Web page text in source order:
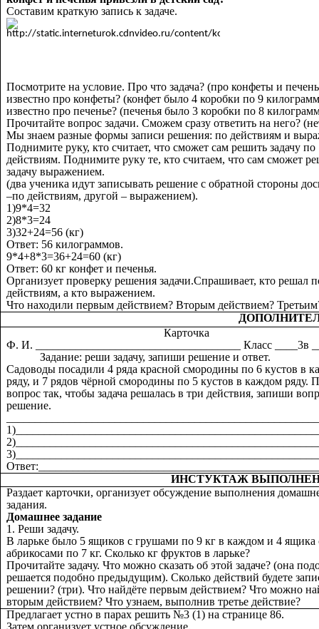
Составим краткую запись к задаче.
Посмотрите на условие. Про что задача? (про конфеты и
известно про конфеты? (конфет было 4 коробки по 9
известно про печенье? (печенья было 3 коробки по 8
Прочитайте вопрос задачи. Сможем сразу ответить на него?
Мы знаем разные формы записи решения: по действиям и
Поднимите руку, кто считает, что сможет сам решить задачу по
действиям. Поднимите руку те, кто считаем, что сам сможет
задачу выражением.
(два ученика идут записывать решение с обратной стороны
–по действиям, другой – выражением).
1)9*4=32
2)8*3=24
3)32+24=56 (кг)
Ответ: 56 килограммов.
9*4+8*3=36+24=60 (кг)
Ответ: 60 кг конфет и печенья.
Организует проверку решения задачи.Спрашивает, кто решал
действиям, а кто выражением.
Что находили первым действием? Вторым действием?
Карточка
Ф. И. ____________________________________ Класс ____3в
Задание: реши задачу, запиши решение и ответ.
Садоводы посадили 4 ряда красной смородины по 6 кустов в
ряду, и 7 рядов чёрной смородины по 5 кустов в каждом ряду.
вопрос так, чтобы задача решалась в три действия, запиши
решение.
ИНСТУКТАЖ
Раздает карточки, организует обсуждение выполнения
задания.
Домашнее задание
1. Реши задачу.
В ларьке было 5 ящиков с грушами по 9 кг в каждом и 4 ящика
абрикосами по 7 кг. Сколько кг фруктов в ларьке?
Прочитайте задачу. Что можно сказать об этой задаче? (она
решается подобно предыдущим). Сколько действий будете
решении? (три). Что найдёте первым действием? Что можно
вторым действием? Что узнаем, выполнив третье действие?
Предлагает устно в парах решить №3 (1) на странице 86.
Затем организует устное обсуждение.